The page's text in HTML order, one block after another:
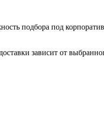
подбора под
зависит от